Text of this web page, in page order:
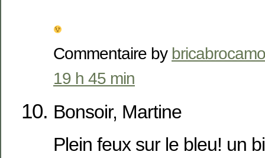
Commentaire by
19 h 45 min
Bonsoir, Martine
Plein feux sur le bleu! un